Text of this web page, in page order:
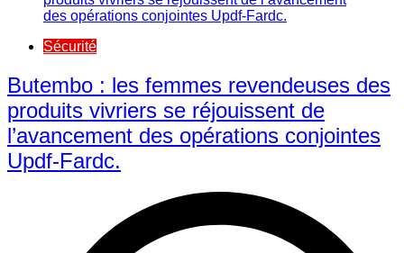
Sécurité
Butembo : les femmes revendeuses des
produits vivriers se réjouissent de
l’avancement des opérations conjointes
Updf-Fardc.